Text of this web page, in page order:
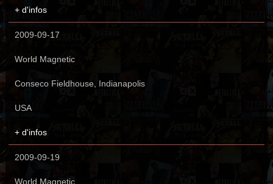
+ d'infos
2009-09-17
World Magnetic
Conseco Fieldhouse, Indianapolis
USA
+ d'infos
2009-09-19
World Magnetic